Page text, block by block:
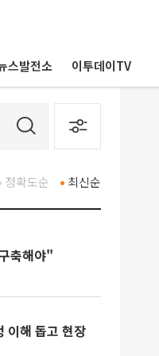
스발전소 이투데이TV
최신순
정확도순
축해야"
이해 돕고 현장